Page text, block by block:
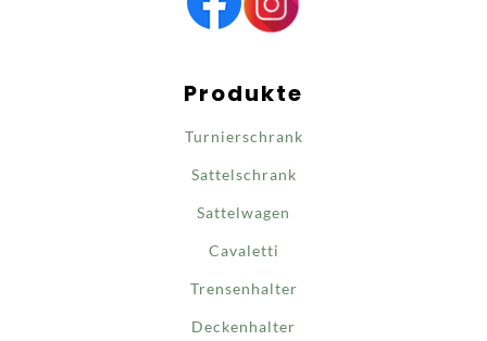
Produkte
Turnierschrank
Sattelschrank
Sattelwagen
Cavaletti
Trensenhalter
Deckenhalter